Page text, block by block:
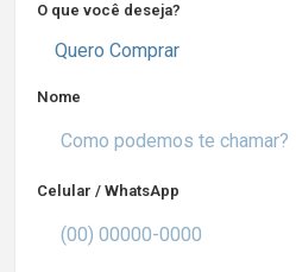
O que você deseja?
Quero Comprar
Nome
Celular / WhatsApp